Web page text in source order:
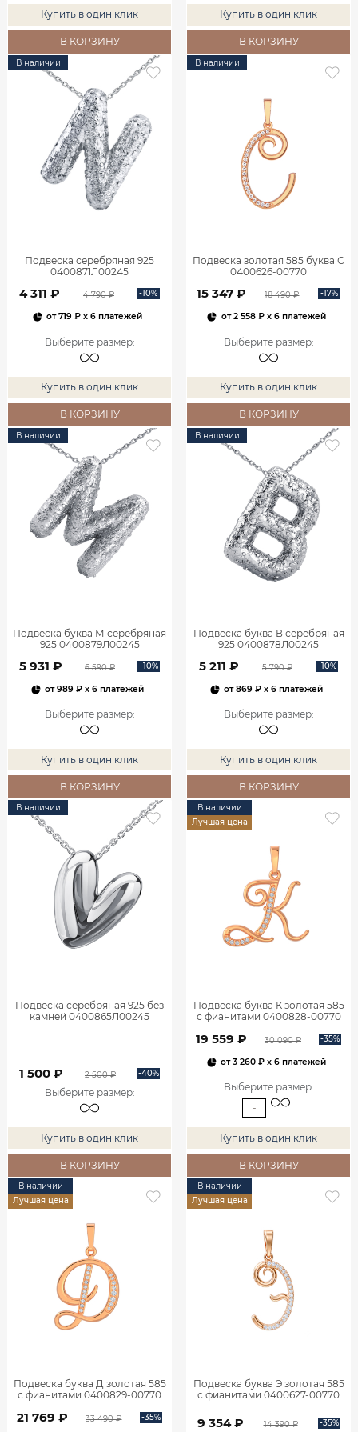
Купить в один клик
В КОРЗИНУ
Купить в один клик
В КОРЗИНУ
В наличии
Подвеска серебряная 925
0400871Л00245
4 311 ₽ 4 790 ₽ -10%
от719 ₽ x 6 платежей
Выберите размер:
Купить в один клик
В КОРЗИНУ
В наличии
Подвеска золотая 585 буква С
0400626-00770
15 347 ₽ 18 490 ₽ -17%
от2 558 ₽x 6 платежей
Выберите размер:
Купить в один клик
В КОРЗИНУ
В наличии
Подвеска буква М серебряная
925 0400879Л00245
5 931 ₽ 6 590 ₽ -10%
от989 ₽ x 6 платежей
Выберите размер:
Купить в один клик
В КОРЗИНУ
В наличии
Подвеска буква В серебряная
925 0400878Л00245
5 211 ₽ 5 790 ₽ -10%
от869 ₽ x 6 платежей
Выберите размер:
Купить в один клик
В КОРЗИНУ
В наличии
Подвеска серебряная 925 без
камней 0400865Л00245
1 500 ₽ 2 500 ₽ -40%
Выберите размер:
Купить в один клик
В КОРЗИНУ
В наличии
Лучшая цена
Подвеска буква К золотая 585
с фианитами 0400828-00770
19 559 ₽ 30 090 ₽ -35%
от3 260 ₽ x 6 платежей
Выберите размер:
-
Купить в один клик
В КОРЗИНУ
В наличии
Лучшая цена
Подвеска буква Д золотая 585
с фианитами 0400829-00770
21 769 ₽ 33 490 ₽ -35%
В наличии
Лучшая цена
Подвеска буква Э золотая 585
с фианитами 0400627-00770
9 354 ₽ 14 390 ₽ -35%